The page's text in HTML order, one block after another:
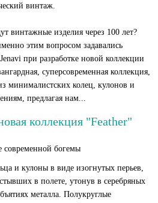
винтаж.
винтажные изделия через 100 лет?
этим вопросом задавались
при разработке новой коллекции
суперсовременная коллекция,
минималистских колец, кулонов и
предлагая нам...
коллекция "Feather"
современной богемы
и кулоны в виде изогнутых перьев,
в полете, утонув в серебряных
металла. Полукруглые